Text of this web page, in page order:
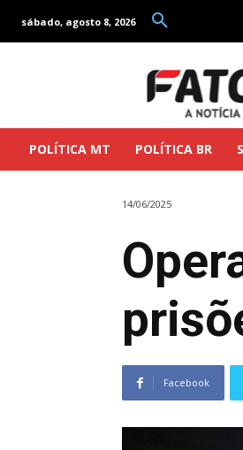
sábado, agosto 8, 2026
POLÍTICA MT POLÍTICA BR
14/06/2025
Facebook